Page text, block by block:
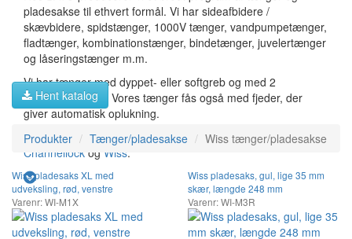
pladesakse til ethvert formål. Vi har sideafbidere /
skævbidere, spidstænger, 1000V tænger, vandpumpetænger,
fladtænger, kombinationstænger, bindetænger, juvelertænger
og låseringstænger m.m.
Vi har tænger med dyppet- eller softgreb og med 2
komponent greb. Vores tænger fås også med fjeder, der
giver automatisk oplukning.
Foruden vores eget brede program, fører vi også tænger fra
Channellock og Wiss.
Hent katalog
Produkter Tænger/pladesakse Wiss tænger/pladesakse
Wiss pladesaks XL med
udveksling, rød, venstre
Varenr: WI-M1X
Wiss pladesaks, gul, lige 35 mm
skær, længde 248 mm
Varenr: WI-M3R